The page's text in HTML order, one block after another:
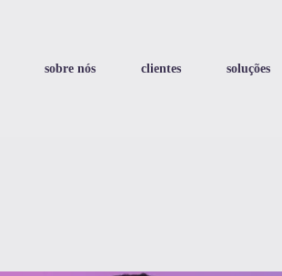
sobre nós clientes soluções